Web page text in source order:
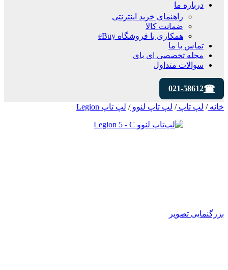
درباره ما
راهنمای خرید اینترنتی
ضمانت کالا
همکاری با فروشگاه eBuy
تماس با ما
مجله تخصصی ای‌ بای
سوالات متداول
021-58612
خانه/ لپ تاپ/ لپ تاپ لنوو/ لپ تاپ Legion
بزرگنمایی تصویر